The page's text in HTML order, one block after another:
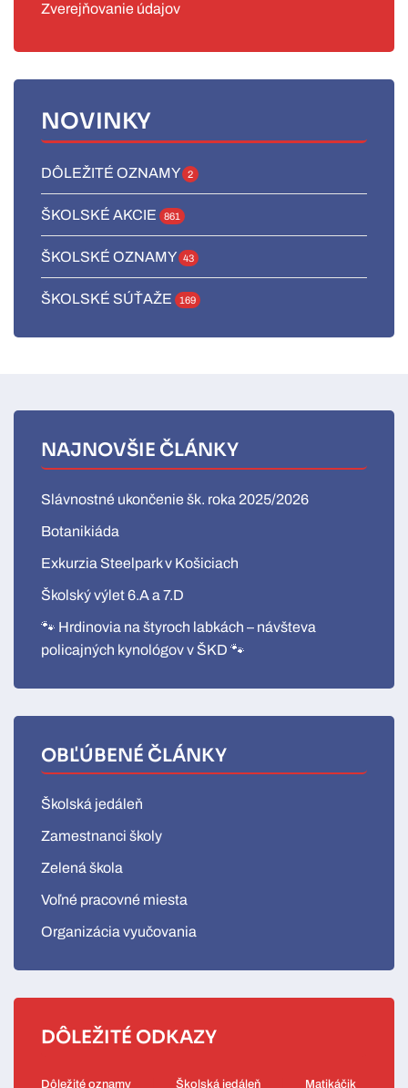
Zverejňovanie údajov
NOVINKY
DÔLEŽITÉ OZNAMY 2
ŠKOLSKÉ AKCIE 861
ŠKOLSKÉ OZNAMY 43
ŠKOLSKÉ SÚŤAŽE 169
NAJNOVŠIE ČLÁNKY
Slávnostné ukončenie šk. roka 2025/2026
Botanikiáda
Exkurzia Steelpark v Košiciach
Školský výlet 6.A a 7.D
🐾 Hrdinovia na štyroch labkách – návšteva
policajných kynológov v ŠKD 🐾
OBĽÚBENÉ ČLÁNKY
Školská jedáleň
Zamestnanci školy
Zelená škola
Voľné pracovné miesta
Organizácia vyučovania
DÔLEŽITÉ ODKAZY
Dôležité oznamy Školská jedáleň
Matikáčik